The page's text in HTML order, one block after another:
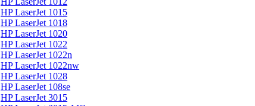
HP LaserJet 1015
HP LaserJet 1018
HP LaserJet 1020
HP LaserJet 1022
HP LaserJet 1022n
HP LaserJet 1022nw
HP LaserJet 1028
HP LaserJet 108se
HP LaserJet 3015